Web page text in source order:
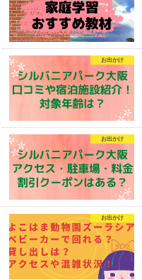
お出かけ
お出かけ
お出かけ